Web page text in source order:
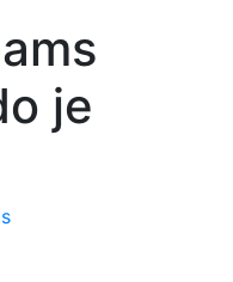
je